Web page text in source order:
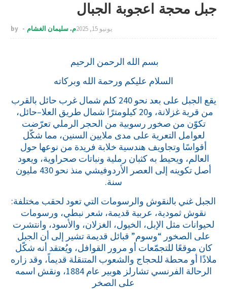
جبل محجة اعجوبة الجبال
by م. سليمان الغشام يونيو 15, 2025
بسم الله الرحمن الرحيم
السلام عليكم ورحمة الله وبركاته
يقع الجبل على بعد نحو 240 كلم شمال غرب حائل بالقرب
من قرية غزلانة، و20 كيلومترًا شمال طريق العلا–حائل،
تكوّن من صخور رسوبية من الحجر الرملي تعرّضت
لعوامل التعرية على مدى ملايين السنين، مما شكّل
أقواسًا وتجاويف هندسية خلابة فريدة من نوعها حول
العالم، ويحيط به كثبان رملية ونباتات صحراوية، ويعود
أصل تكوينه إلى العصر الأردوفيشي منذ نحو 430 مليون
سنة.
الجبل غني بالنقوش والرسومات التي تعود لحقب مختلفة:
نقوش ثمودية، عربية قديمة، شعر نبطي، ورسومات
لحيوانات مثل الإبل، الخيول، الغزلان، والأسود، وانتشرت
على الصخور “وسوم” قبائل قديمة تشير إلى أن الجبل
كان موقعًا للتجمّعات أو مرور القوافل، ويُعتقد أنه شكّل
ملاذًا أو محطة للحجاج والشعوب المتنقلة قديماً، وقد زاره
الرحالة الفرنسي تشارلز هوبير عام 1884، ونقش اسمه
على الصخر